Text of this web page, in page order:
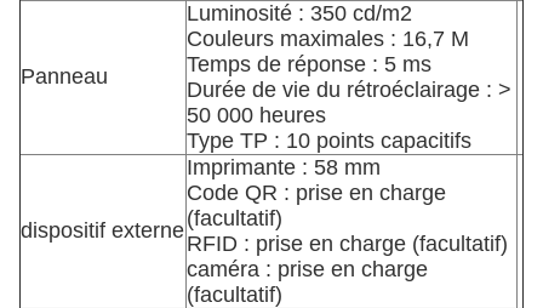
Panneau
Luminosité : 350 cd/m2
Couleurs maximales : 16,7 M
Temps de réponse : 5 ms
Durée de vie du rétroéclairage : >
50 000 heures
Type TP : 10 points capacitifs
dispositif externe
Imprimante : 58 mm
Code QR : prise en charge
(facultatif)
RFID : prise en charge (facultatif)
caméra : prise en charge
(facultatif)